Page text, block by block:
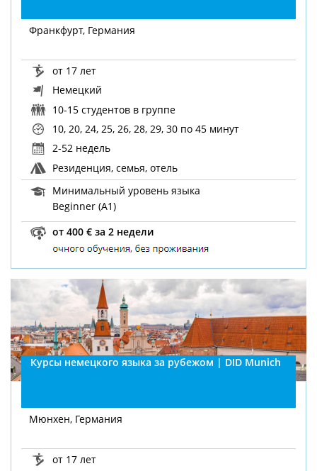
Франкфурт, Германия
от 17 лет
Немецкий
10-15 студентов в группе
10, 20, 24, 25, 26, 28, 29, 30 по 45 минут
2-52 недель
Резиденция, семья, отель
Минимальный уровень языка
Beginner (A1)
от 400 € за 2 недели
Курсы немецкого языка за рубежом | DID Munich
Мюнхен, Германия
от 17 лет